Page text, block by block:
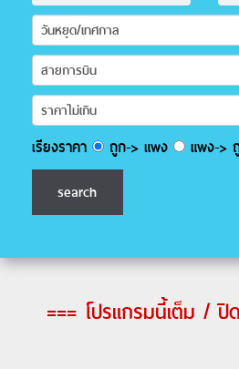
เรียงราคา ถูก-> แพง แพง->
=== โปรแกรมนี้เต็ม / ปิ